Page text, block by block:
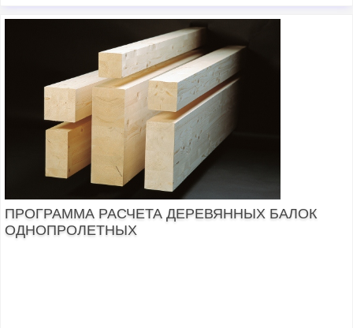
ПРОГРАММА РАСЧЕТА ДЕРЕВЯННЫХ БАЛОК
ОДНОПРОЛЕТНЫХ